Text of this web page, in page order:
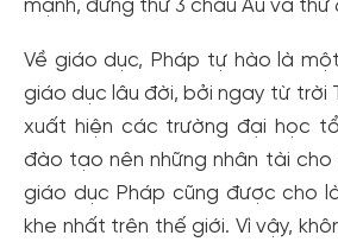
mạnh, đứng thứ 3 châu Âu và thứ
Về giáo dục, Pháp tự hào là
giáo dục lâu đời, bởi ngay từ trời
xuất hiện các trường đại học
đào tạo nên những nhân tài
giáo dục Pháp cũng được cho
khe nhất trên thế giới. Vì vậy,